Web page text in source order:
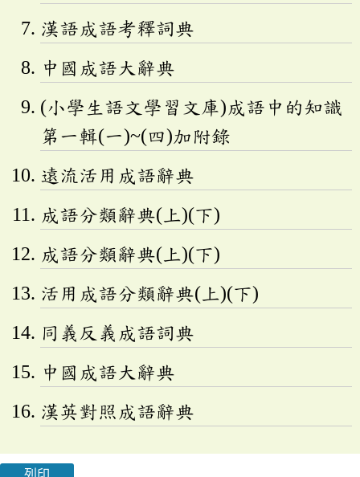
漢語成語考釋詞典
中國成語大辭典
(小學生語文學習文庫)成語中的知識
第一輯(一)~(四)加附錄
遠流活用成語辭典
成語分類辭典(上)(下)
成語分類辭典(上)(下)
活用成語分類辭典(上)(下)
同義反義成語詞典
中國成語大辭典
漢英對照成語辭典
列印